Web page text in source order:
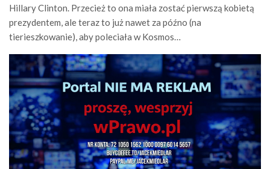
Hillary Clinton. Przecież to ona miała zostać pierwszą kobietą
prezydentem, ale teraz to już nawet za późno (na
tierieszkowanie), aby poleciała w Kosmos…